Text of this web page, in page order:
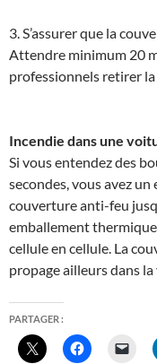
3. S’assurer que la
Attendre minimum 20
professionnels retirer
Incendie dans une
Si vous entendez des
secondes, vous avez
couverture anti-feu
emballement
cellule en cellule. La
propage ailleurs dans
PARTAGER :